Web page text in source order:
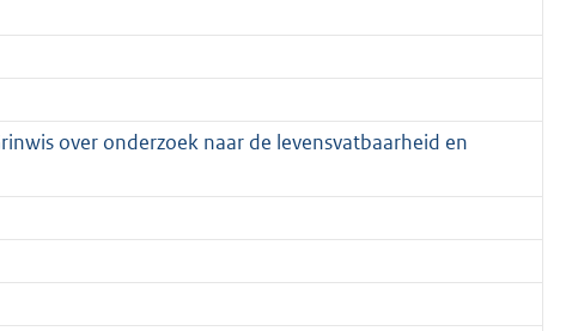
over onderzoek naar de levensvatbaarheid en